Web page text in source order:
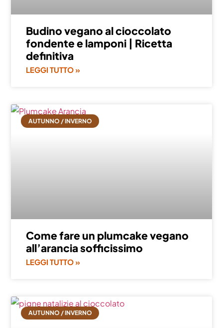
Budino vegano al cioccolato
fondente e lamponi | Ricetta
definitiva
LEGGI TUTTO »
AUTUNNO / INVERNO
Come fare un plumcake vegano
all’arancia sofficissimo
LEGGI TUTTO »
AUTUNNO / INVERNO